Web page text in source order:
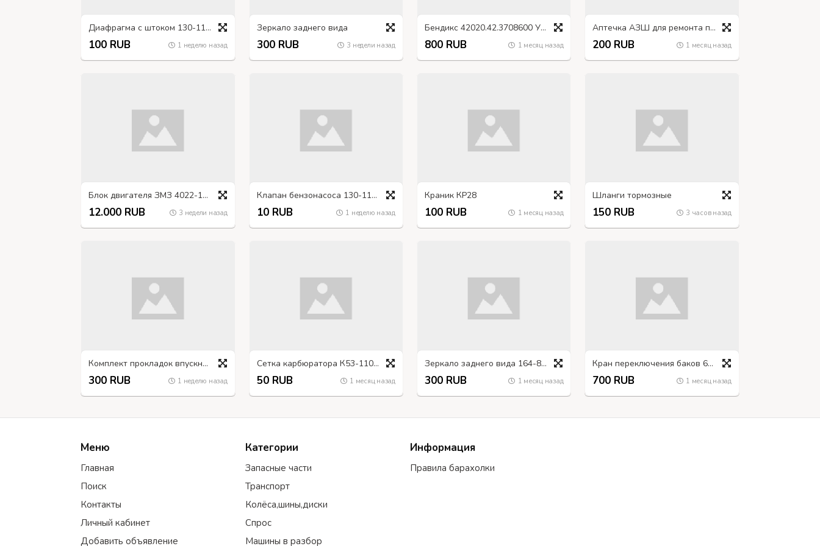
Диафрагма с штоком 130-1107515
100 RUB 1 неделю назад
Зеркало заднего вида
300 RUB 3 недели назад
Бендикс 42020.42.3708600 УАЗ, ГАЗ
800 RUB 1 месяц назад
Аптечка АЗШ для ремонта пневматических шин
200 RUB 1 месяц назад
Блок двигателя ЗМЗ 4022-1002015
12.000 RUB 3 недели назад
Клапан бензонасоса 130-1106026
10 RUB 1 неделю назад
Краник КР28
100 RUB 1 месяц назад
Шланги тормозные
150 RUB 3 часов назад
Комплект прокладок впускного коллектора 66-1008079
300 RUB 1 неделю назад
Сетка карбюратора К53-1107375
50 RUB 1 месяц назад
Зеркало заднего вида 164-8201015-01
300 RUB 1 месяц назад
Кран переключения баков 66-1104160, ПП8-Т, ГАЗ-66
700 RUB 1 месяц назад
Меню
Главная
Поиск
Контакты
Личный кабинет
Добавить объявление
Категории
Запасные части
Транспорт
Колёса,шины,диски
Спрос
Машины в разбор
Информация
Правила барахолки